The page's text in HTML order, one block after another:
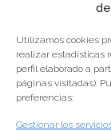
Utilizamos cookies
realizar estadísticas
perfil elaborado a
páginas visitadas).
preferencias:
Gestionar los
Nuestro equipo
todo momento.